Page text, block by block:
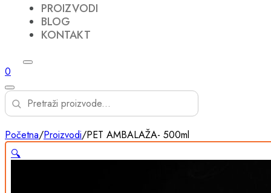
PROIZVODI
BLOG
KONTAKT
0
Početna/Proizvodi/PET AMBALAŽA- 500ml
🔍